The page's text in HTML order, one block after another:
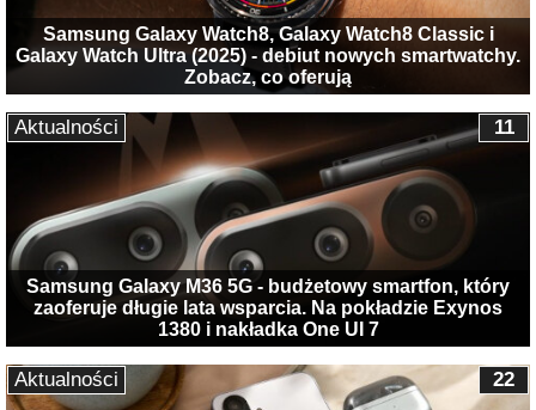
Samsung Galaxy Watch8, Galaxy Watch8 Classic i
Galaxy Watch Ultra (2025) - debiut nowych smartwatchy.
Zobacz, co oferują
Samsung Galaxy M36 5G - budżetowy smartfon, który
zaoferuje długie lata wsparcia. Na pokładzie Exynos
1380 i nakładka One UI 7
11
Aktualności
22
Aktualności